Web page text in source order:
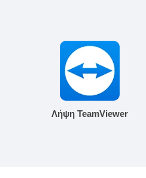
Λήψη TeamViewer